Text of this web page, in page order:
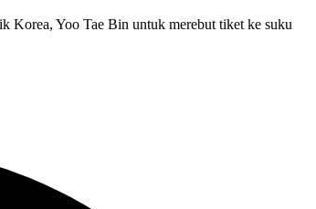
Korea, Yoo Tae Bin untuk merebut tiket ke suku